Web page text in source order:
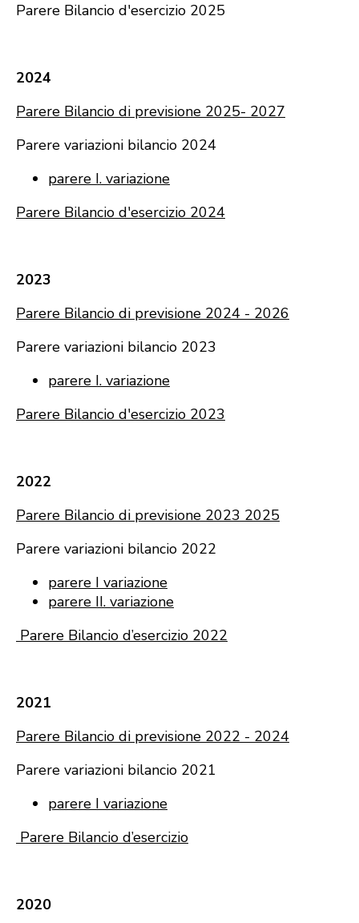
Parere Bilancio d'esercizio 2025
2024
Parere Bilancio di previsione 2025- 2027
Parere variazioni bilancio 2024
parere I. variazione
Parere Bilancio d'esercizio 2024
2023
Parere Bilancio di previsione 2024 - 2026
Parere variazioni bilancio 2023
parere I. variazione
Parere Bilancio d'esercizio 2023
2022
Parere Bilancio di previsione 2023 2025
Parere variazioni bilancio 2022
parere I variazione
parere II. variazione
Parere Bilancio d’esercizio 2022
2021
Parere Bilancio di previsione 2022 - 2024
Parere variazioni bilancio 2021
parere I variazione
Parere Bilancio d’esercizio
2020